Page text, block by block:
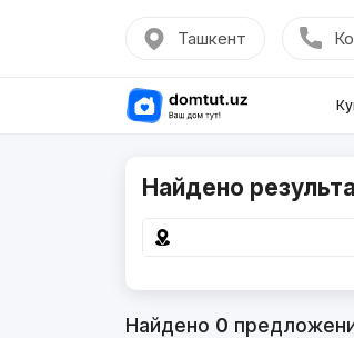
Ташкент
Найдено
Найдено 0